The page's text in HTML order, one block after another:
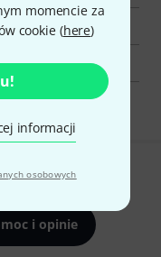
momencie za
cookie (here)
informacji
osobowych
widzisz?
i opinie